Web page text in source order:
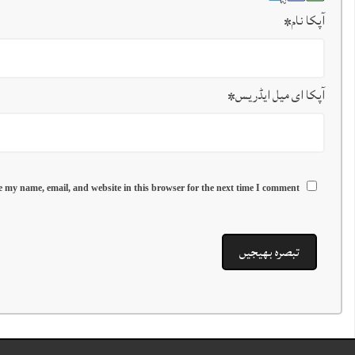
آپکا نام*
آپکا ای میل ایڈریس*
my name, email, and website in this browser for the next time I comment.